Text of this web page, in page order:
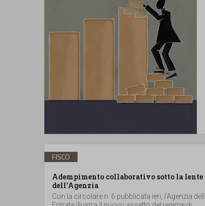
FISCO
Adempimento collaborativo sotto la lente
dell’Agenzia
Con la circolare n. 6 pubblicata ieri, l’Agenzia